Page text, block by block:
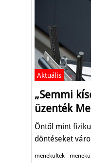
Aktuális
„Semmi
üzenték
Öntől mint
döntéseket
menekültek